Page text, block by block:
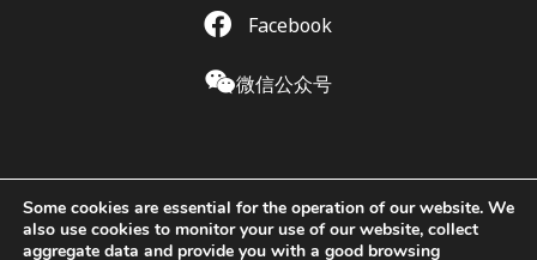
Facebook
微信公众号
Some cookies are essential for the operation of our website. We
also use cookies to monitor your use of our website, collect
aggregate data and provide you with a good browsing